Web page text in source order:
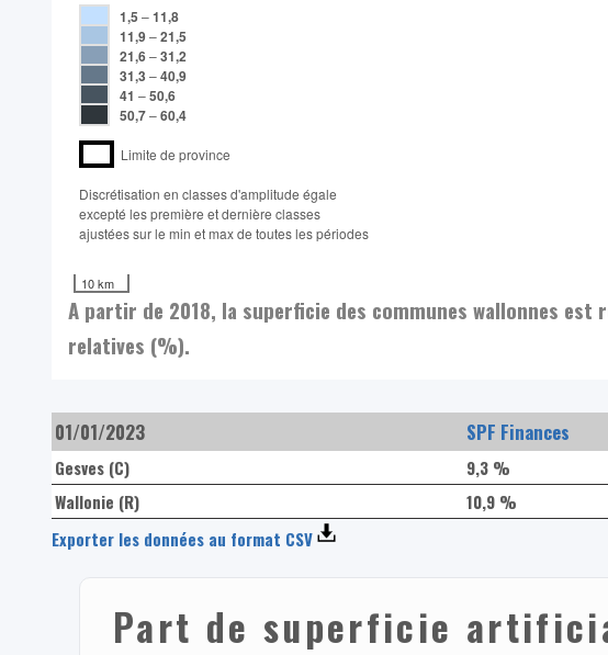
1,5 –11,8
11,9–21,5
21,6–31,2
31,3 –40,9
41 –50,6
50,7–60,4
Limite de province
Discrétisation en classes d'amplitude égale​
excepté les première et dernière classes
ajustées sur le min et max de toutes les périodes
10 km
A partir de 2018, la superficie des communes wallonnes
relatives (%).
01/01/2023 SPF Finances
Gesves (C)
9,3 %
Wallonie (R)
10,9 %
Exporter les données au format CSV
Part de superficie